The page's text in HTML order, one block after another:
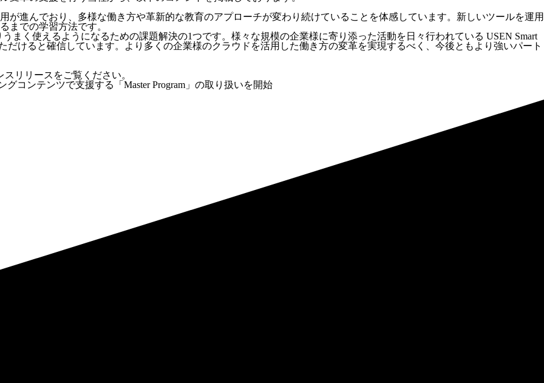
が進んでおり、多様な働き方や革新的な教育のアプローチが変わり続けていることを体感しています。新しいツールを運用
までの学習方法です。
まく使えるようになるための課題解決の1つです。様々な規模の企業様に寄り添った活動を日々行われている USEN Smart
だけると確信しています。より多くの企業様のクラウドを活用した働き方の変革を実現するべく、今後ともより強いパート
リリースをご覧ください。
コンテンツで支援する「Master Program」の取り扱いを開始